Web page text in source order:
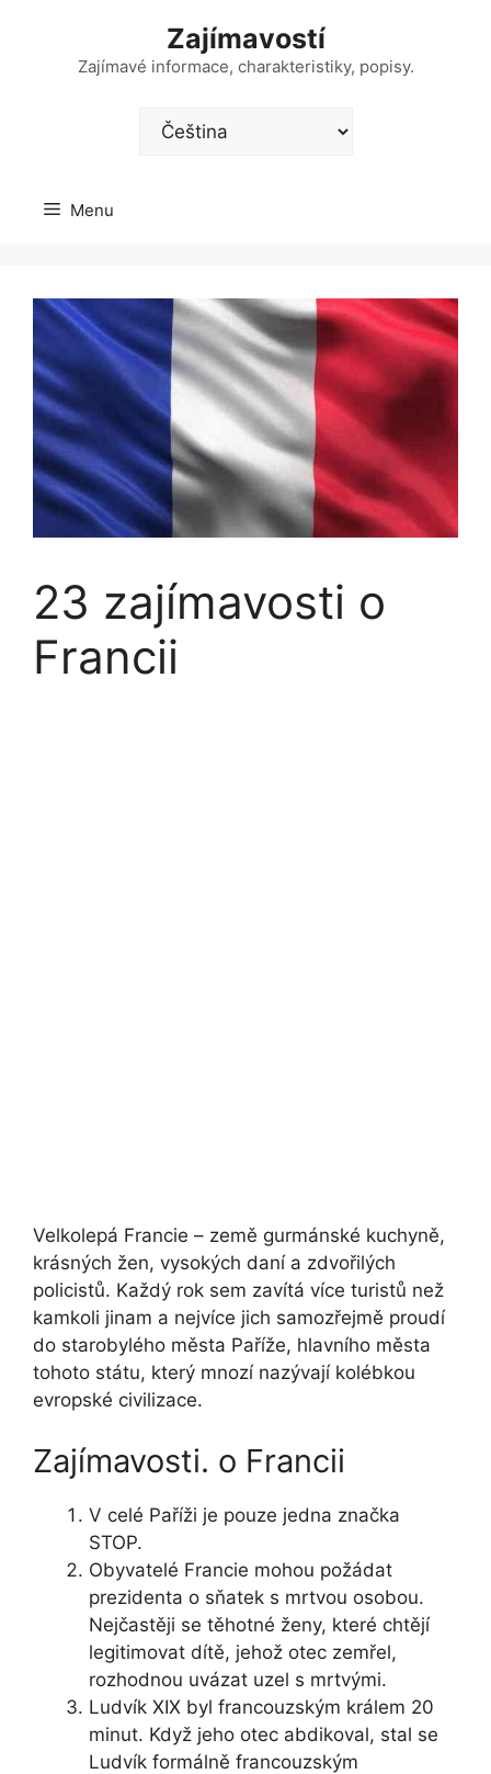
Zajímavostí
Zajímavé informace, charakteristiky, popisy.
Zvolte
jazyk
Menu
23 zajímavosti o
Francii
Velkolepá Francie – země gurmánské kuchyně,
krásných žen, vysokých daní a zdvořilých
policistů. Každý rok sem zavítá více turistů než
kamkoli jinam a nejvíce jich samozřejmě proudí
do starobylého města Paříže, hlavního města
tohoto státu, který mnozí nazývají kolébkou
evropské civilizace.
Zajímavosti. o Francii
V celé Paříži je pouze jedna značka
STOP.
Obyvatelé Francie mohou požádat
prezidenta o sňatek s mrtvou osobou.
Nejčastěji se těhotné ženy, které chtějí
legitimovat dítě, jehož otec zemřel,
rozhodnou uvázat uzel s mrtvými.
Ludvík XIX byl francouzským králem 20
minut. Když jeho otec abdikoval, stal se
Ludvík formálně francouzským